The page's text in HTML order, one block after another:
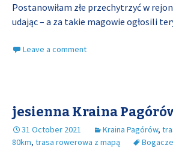
Postanowiłam złe przechytrzyć w
udając – a za takie magowie ogłosili
Leave a comment
jesienna Kraina
31 October 2021 Kraina Pagórów,
80km, trasa rowerowa z mapą